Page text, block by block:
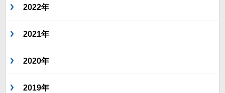
2022年
2021年
2020年
2019年